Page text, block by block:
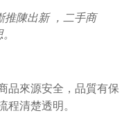
推陳出新 ，二手商
品來源安全，品質有保
清楚透明。